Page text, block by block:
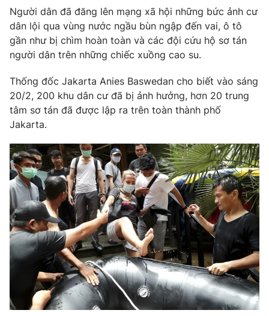
Photo Infographic
Video Shorts video
VTV Money VTV Thể thao
VTV Sức khoẻ
Thị trường 24h Tấm lòng Việt
VTV4 Vươn mình bằng AI
VTV9 VTV8
Liên hệ tòa soạn English
Người dân đã đăng lên mạng xã hội những bức ảnh cư
dân lội qua vùng nước ngầu bùn ngập đến vai, ô tô
gần như bị chìm hoàn toàn và các đội cứu hộ sơ tán
người dân trên những chiếc xuồng cao su.
Thống đốc Jakarta Anies Baswedan cho biết vào sáng
20/2, 200 khu dân cư đã bị ảnh hưởng, hơn 20 trung
tâm sơ tán đã được lập ra trên toàn thành phố
Jakarta.